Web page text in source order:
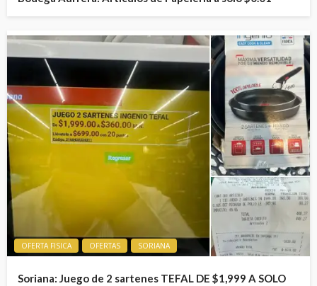
OFERTA FISICA OFERTAS SORIANA
Soriana: Juego de 2 sartenes TEFAL DE $1,999 A SOLO